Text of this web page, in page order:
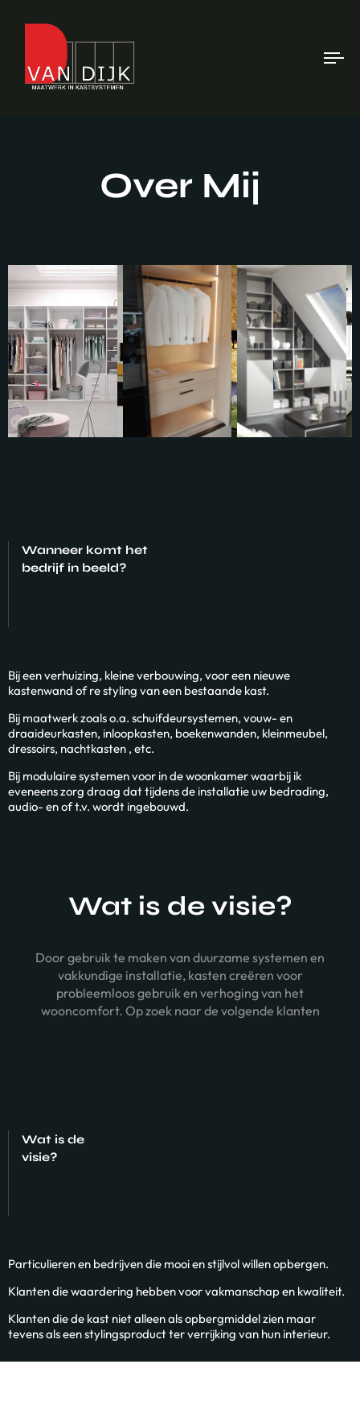
Over Mij
Wanneer komt het
bedrijf in beeld?
Bij een verhuizing, kleine verbouwing, voor een nieuwe
kastenwand of re styling van een bestaande kast.
Bij maatwerk zoals o.a. schuifdeursystemen, vouw- en
draaideurkasten, inloopkasten, boekenwanden, kleinmeubel,
dressoirs, nachtkasten , etc.
Bij modulaire systemen voor in de woonkamer waarbij ik
eveneens zorg draag dat tijdens de installatie uw bedrading,
audio- en of t.v. wordt ingebouwd.
Wat is de visie?
Door gebruik te maken van duurzame systemen en
vakkundige installatie, kasten creëren voor
probleemloos gebruik en verhoging van het
wooncomfort. Op zoek naar de volgende klanten
Wat is de
visie?
Particulieren en bedrijven die mooi en stijlvol willen opbergen.
Klanten die waardering hebben voor vakmanschap en kwaliteit.
Klanten die de kast niet alleen als opbergmiddel zien maar
tevens als een stylingsproduct ter verrijking van hun interieur.